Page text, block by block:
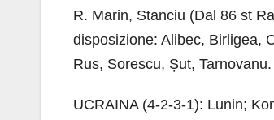
R. Marin, Stanciu (Dal 86 st
disposizione: Alibec, Birligea,
Rus, Sorescu, Șut,
UCRAINA (4-2-3-1): Lunin;